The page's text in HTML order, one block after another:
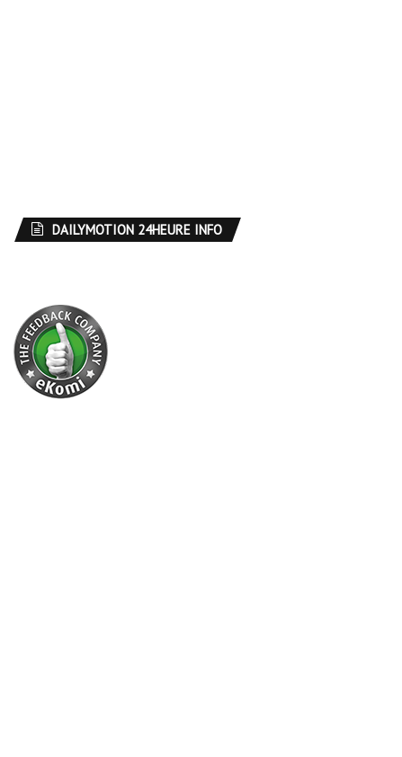
DAILYMOTION 24HEURE INFO